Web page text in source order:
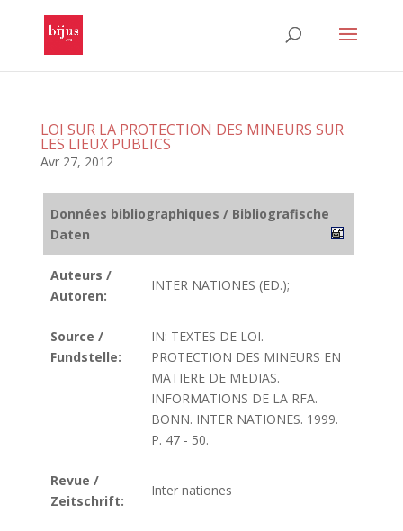
LOI SUR LA PROTECTION DES MINEURS SUR
LES LIEUX PUBLICS
Avr 27, 2012
Données bibliographiques / Bibliografische
Daten
Auteurs /
Autoren:
INTER NATIONES (ED.);
Source /
Fundstelle:
IN: TEXTES DE LOI.
PROTECTION DES MINEURS EN
MATIERE DE MEDIAS.
INFORMATIONS DE LA RFA.
BONN. INTER NATIONES. 1999.
P. 47 - 50.
Revue /
Zeitschrift:
Inter nationes